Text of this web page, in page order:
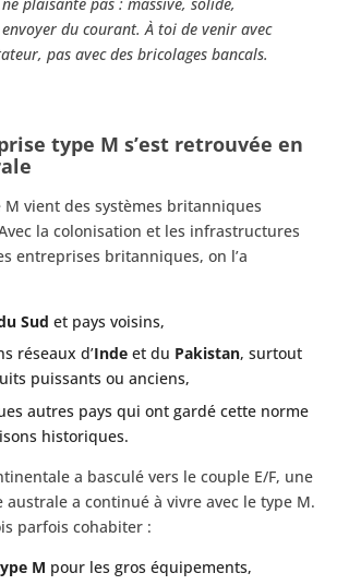
du courant. À toi de venir avec
pas avec des bricolages bancals.
type M s’est retrouvée en
M vient des systèmes britanniques
la colonisation et les infrastructures
entreprises britanniques, on l’a
Sud et pays voisins,
réseaux d’Inde et du Pakistan, surtout
puissants ou anciens,
autres pays qui ont gardé cette norme
historiques.
a basculé vers le couple E/F, une
australe a continué à vivre avec le type M.
parfois cohabiter :
M pour les gros équipements,